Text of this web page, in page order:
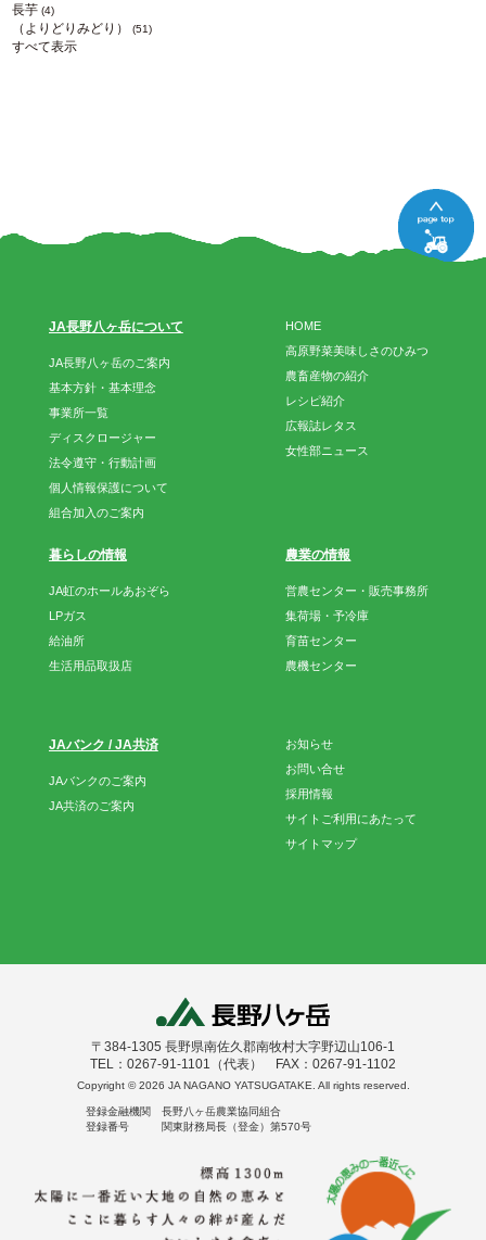
長芋 (4)
（よりどりみどり） (51)
すべて表示
HOME
高原野菜美味しさのひみつ
農畜産物の紹介
レシピ紹介
広報誌レタス
女性部ニュース
JA長野八ヶ岳について
JA長野八ヶ岳のご案内
基本方針・基本理念
事業所一覧
ディスクロージャー
法令遵守・行動計画
個人情報保護について
組合加入のご案内
暮らしの情報
JA虹のホールあおぞら
LPガス
給油所
生活用品取扱店
農業の情報
営農センター・販売事務所
集荷場・予冷庫
育苗センター
農機センター
JAバンク / JA共済
JAバンクのご案内
JA共済のご案内
お知らせ
お問い合せ
採用情報
サイトご利用にあたって
サイトマップ
〒384-1305 長野県南佐久郡南牧村大字野辺山106-1
TEL：0267-91-1101（代表） FAX：0267-91-1102
Copyright ©2026 JA NAGANO YATSUGATAKE. All rights reserved.
登録金融機関 長野八ヶ岳農業協同組合
登録番号 関東財務局長（登金）第570号